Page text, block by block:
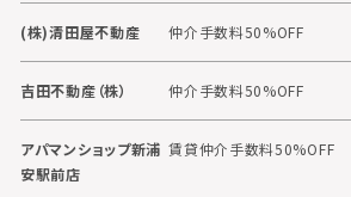
(株)清田屋不動産 仲介手数料50%OFF
吉田不動産（株） 仲介手数料50%OFF
アパマンショップ新浦
安駅前店
賃貸仲介手数料50%OFF